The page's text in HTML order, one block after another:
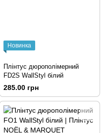
Новинка
Плінтус дюрополімерний
FD2S WallStyl білий
285.00 грн